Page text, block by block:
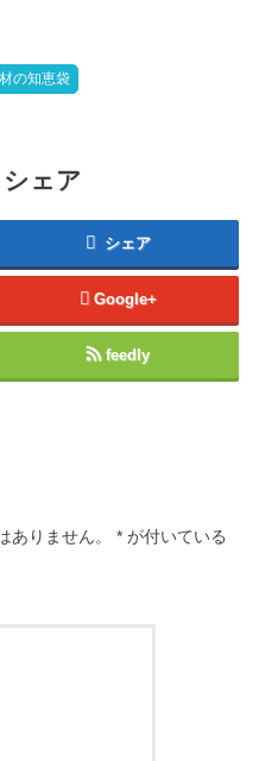
の知恵袋
ェア
シェア
Google+
feedly
ありません。 * が付いている